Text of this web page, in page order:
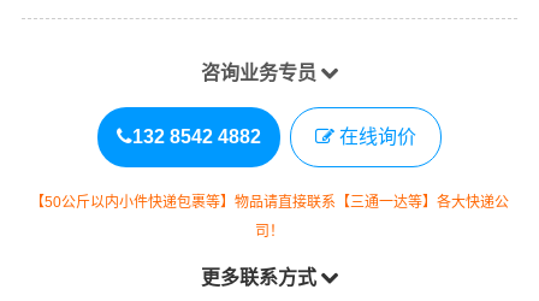
咨询业务专员
132 8542 4882 在线询价
【50公斤以内小件快递包裹等】物品请直接联系【三通一达等】各大快递公
司！
更多联系方式